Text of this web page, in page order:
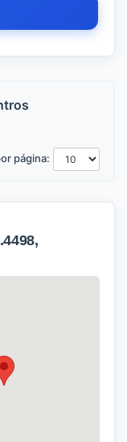
página: